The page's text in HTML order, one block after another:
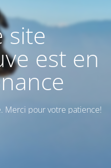
site
est en
Merci pour votre patience!